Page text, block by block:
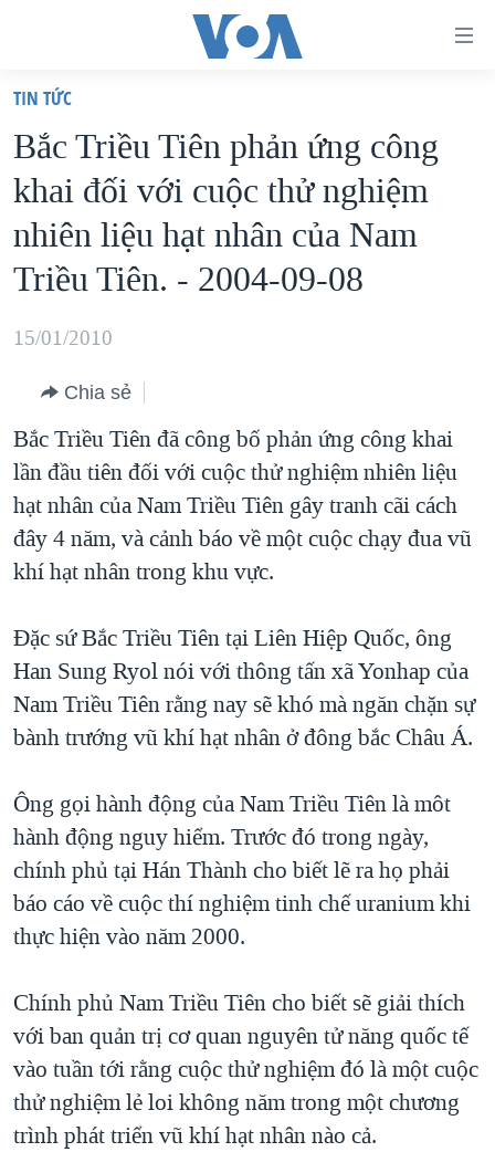
truy
cập
Tới
nội
chính
Tới
hướng
chính
Đi
tới
"Tìm"
VIỆT NAM
HOA KỲ
BIỂN ĐÔNG
THẾ GIỚI
MỤC
TỰ DO BÁO CHÍ
VẠCH TRẦN TIN GIẢ
NGƯỜI VIỆT HẢI NGOẠI
KHOA HỌC
SỨC KHOẺ
VĂN HOÁ
GIÁO DỤC
CHUYÊN ĐỀ
CHIẾN TRANH THƯƠNG MẠI CỦA MỸ: QUÁ KHỨ VÀ HIỆN
TẠI
HÀNH TRÌNH BẦU CỬ 2024
MỘT NĂM CHIẾN TRANH TẠI DẢI GAZA
NGÀY TỊ NẠN THẾ GIỚI
TRỊNH VĨNH BÌNH - NGƯỜI HẠ 'BÊN THẮNG CUỘC'
GROUND ZERO – XƯA VÀ NAY
CÁC GIÁ TRỊ CỘNG HÒA Ở VIỆT NAM
THƯỢNG ĐỈNH TRUMP-KIM TẠI VIỆT NAM
TRỊNH VĨNH BÌNH VS. CHÍNH PHỦ VIỆT NAM
NGƯ DÂN VIỆT VÀ LÀN SÓNG TRỘM HẢI SÂM
QUAN HỆ VIỆT MỸ
HỌC TIẾNG ANH
VIDEO
NGHE
Ngôn ngữ khác
TIN TỨC
Bắc Triều Tiên phản ứng công
khai đối với cuộc thử nghiệm
nhiên liệu hạt nhân của Nam
Triều Tiên. - 2004-09-08
15/01/2010
Chia sẻ
Bắc Triều Tiên đã công bố phản ứng công khai
lần đầu tiên đối với cuộc thử nghiệm nhiên liệu
hạt nhân của Nam Triều Tiên gây tranh cãi cách
đây 4 năm, và cảnh báo về một cuộc chạy đua vũ
khí hạt nhân trong khu vực.
Đặc sứ Bắc Triều Tiên tại Liên Hiệp Quốc, ông
Han Sung Ryol nói với thông tấn xã Yonhap của
Nam Triều Tiên rằng nay sẽ khó mà ngăn chặn sự
bành trướng vũ khí hạt nhân ở đông bắc Châu Á.
Ông gọi hành động của Nam Triều Tiên là môt
hành động nguy hiểm. Trước đó trong ngày,
chính phủ tại Hán Thành cho biết lẽ ra họ phải
báo cáo về cuộc thí nghiệm tinh chế uranium khi
thực hiện vào năm 2000.
Chính phủ Nam Triều Tiên cho biết sẽ giải thích
với ban quản trị cơ quan nguyên tử năng quốc tế
vào tuần tới rằng cuộc thử nghiệm đó là một cuộc
thử nghiệm lẻ loi không năm trong một chương
trình phát triển vũ khí hạt nhân nào cả.